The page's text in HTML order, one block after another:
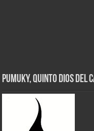
Pumuky, Quinto Dios del